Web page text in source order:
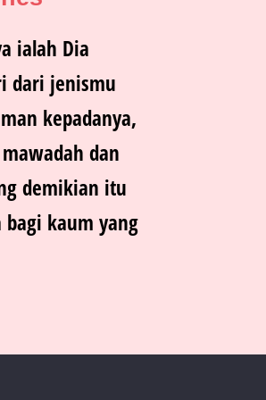
ialah Dia
dari jenismu
kepadanya,
dan
demikian itu
kaum yang